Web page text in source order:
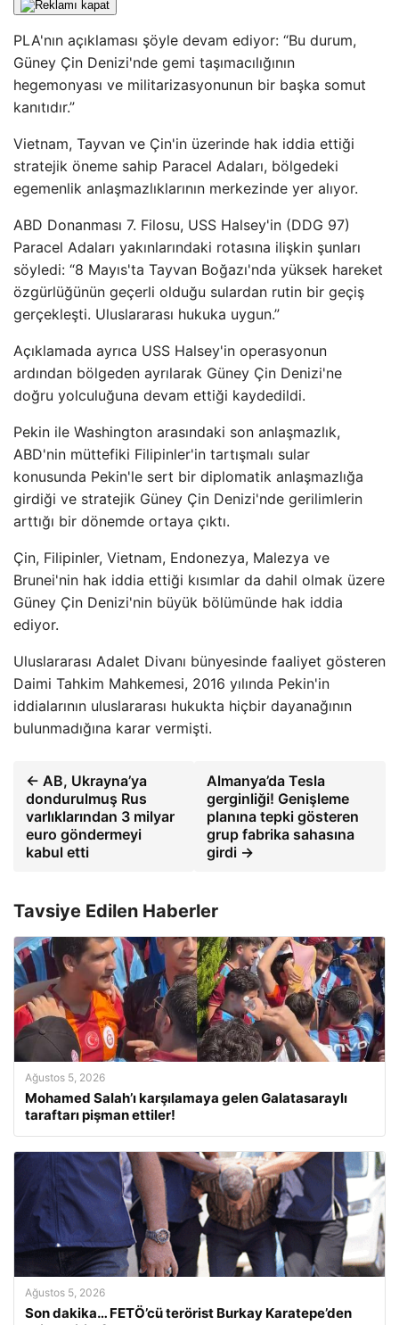
PLA'nın açıklaması şöyle devam ediyor: “Bu durum,
Güney Çin Denizi'nde gemi taşımacılığının
hegemonyası ve militarizasyonunun bir başka somut
kanıtıdır.”
Vietnam, Tayvan ve Çin'in üzerinde hak iddia ettiği
stratejik öneme sahip Paracel Adaları, bölgedeki
egemenlik anlaşmazlıklarının merkezinde yer alıyor.
ABD Donanması 7. Filosu, USS Halsey'in (DDG 97)
Paracel Adaları yakınlarındaki rotasına ilişkin şunları
söyledi: “8 Mayıs'ta Tayvan Boğazı'nda yüksek hareket
özgürlüğünün geçerli olduğu sulardan rutin bir geçiş
gerçekleşti. Uluslararası hukuka uygun.”
Açıklamada ayrıca USS Halsey'in operasyonun
ardından bölgeden ayrılarak Güney Çin Denizi'ne
doğru yolculuğuna devam ettiği kaydedildi.
Pekin ile Washington arasındaki son anlaşmazlık,
ABD'nin müttefiki Filipinler'in tartışmalı sular
konusunda Pekin'le sert bir diplomatik anlaşmazlığa
girdiği ve stratejik Güney Çin Denizi'nde gerilimlerin
arttığı bir dönemde ortaya çıktı.
Çin, Filipinler, Vietnam, Endonezya, Malezya ve
Brunei'nin hak iddia ettiği kısımlar da dahil olmak üzere
Güney Çin Denizi'nin büyük bölümünde hak iddia
ediyor.
Uluslararası Adalet Divanı bünyesinde faaliyet gösteren
Daimi Tahkim Mahkemesi, 2016 yılında Pekin'in
iddialarının uluslararası hukukta hiçbir dayanağının
bulunmadığına karar vermişti.
← AB, Ukrayna’ya
dondurulmuş Rus
varlıklarından 3 milyar
euro göndermeyi
kabul etti
Almanya’da Tesla
gerginliği! Genişleme
planına tepki gösteren
grup fabrika sahasına
girdi →
Tavsiye Edilen Haberler
Ağustos 5, 2026
Mohamed Salah’ı karşılamaya gelen Galatasaraylı
taraftarı pişman ettiler!
Ağustos 5, 2026
Son dakika… FETÖ’cü terörist Burkay Karatepe’den